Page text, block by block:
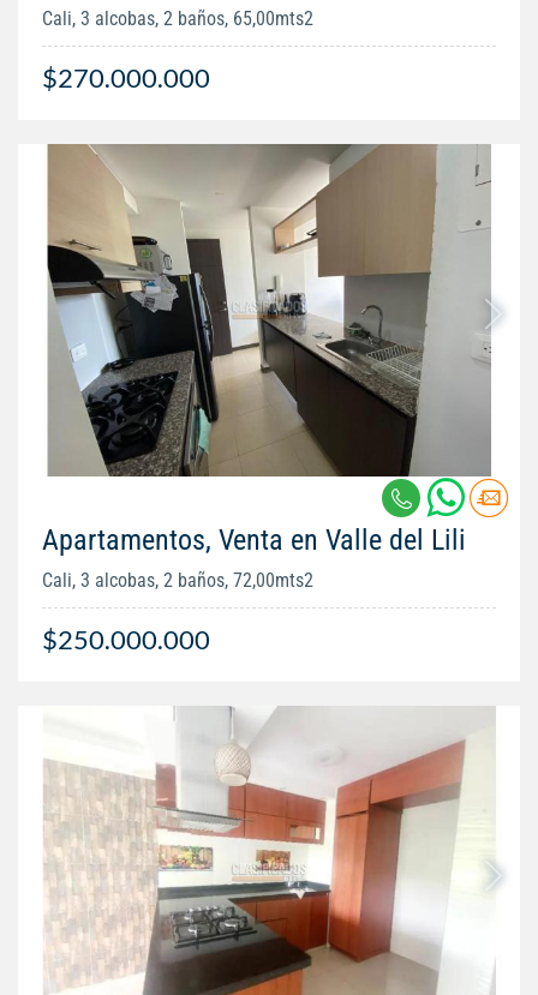
Cali, 3 alcobas, 2 baños, 65,00mts2
$270.000.000
Apartamentos, Venta en Valle del Lili
Cali, 3 alcobas, 2 baños, 72,00mts2
$250.000.000